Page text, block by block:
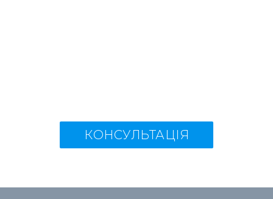
КОНСУЛЬТАЦІЯ